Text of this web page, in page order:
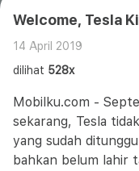
Welcome, Tesla
14 April 2019
dilihat 528x
Mobilku.com -
sekarang, Tesla
yang sudah
bahkan belum lahir